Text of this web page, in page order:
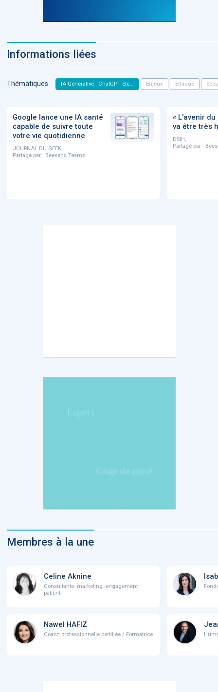
Informations liées
Thématiques IA Générative : ChatGPT etc... Enjeux Éthique
Google lance une IA santé
capable de suivre toute
votre vie quotidienne
JOURNAL DU GEEK,
Partagé par : Beesens Teams
« L'avenir
va être très
DSIH,
Partagé par :
Membres à la une
Celine Aknine
Consultante- marketing -engagement
patient-
Nawel HAFIZ
Coach professionnelle certifiée / Formatrice